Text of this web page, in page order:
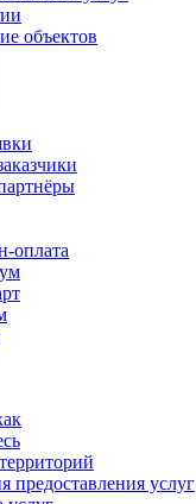
объектов
оплата
предоставления услуг